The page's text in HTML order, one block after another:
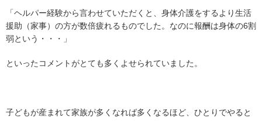
「ヘルパー経験から言わせていただくと、身体介護をするより生活
援助（家事）の方が数倍疲れるものでした。なのに報酬は身体の6割
弱という・・・」
といったコメントがとても多くよせられていました。
子どもが産まれて家族が多くなれば多くなるほど、ひとりでやると